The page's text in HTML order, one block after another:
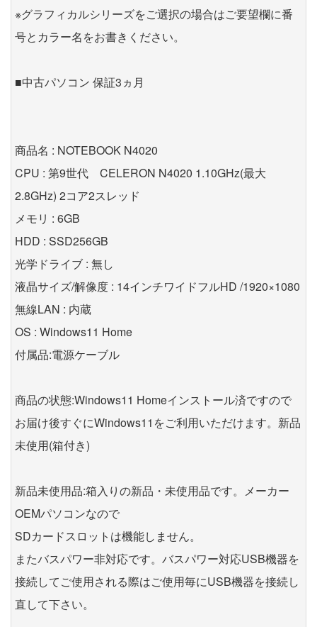
※グラフィカルシリーズをご選択の場合はご要望欄に番
号とカラー名をお書きください。
■中古パソコン 保証3ヵ月
商品名 : NOTEBOOK N4020
CPU : 第9世代 CELERON N4020 1.10GHz(最大
2.8GHz) 2コア2スレッド
メモリ : 6GB
HDD : SSD256GB
光学ドライブ : 無し
液晶サイズ/解像度 : 14インチワイドフルHD /1920×1080
無線LAN : 内蔵
OS : Windows11 Home
付属品:電源ケーブル
商品の状態:Windows11 Homeインストール済ですので
お届け後すぐにWindows11をご利用いただけます。新品
未使用(箱付き)
新品未使用品:箱入りの新品・未使用品です。メーカー
OEMパソコンなので
SDカードスロットは機能しません。
またバスパワー非対応です。バスパワー対応USB機器を
接続してご使用される際はご使用毎にUSB機器を接続し
直して下さい。